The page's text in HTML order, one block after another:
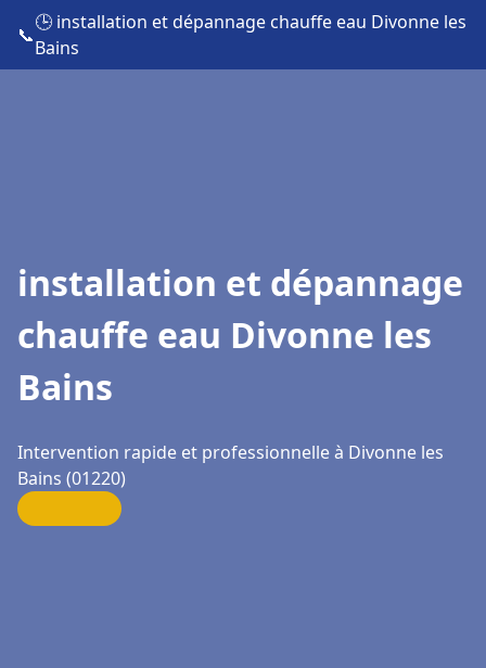
📞
🕒 installation et dépannage chauffe eau Divonne les
Bains
installation et dépannage
chauffe eau Divonne les
Bains
Intervention rapide et professionnelle à Divonne les
Bains (01220)